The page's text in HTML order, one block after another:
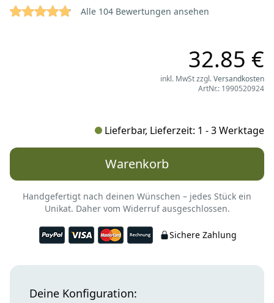
Deine Konfiguration:
Reviews
4.875 von 5 SternenAlle 104 Bewertungen ansehen
32.85 €
inkl. MwSt zzgl.Versandkosten
ArtNr.: 1990520924
Lieferbar, Lieferzeit: 1 - 3 Werktage
Warenkorb
Handgefertigt nach deinen Wünschen – jedes Stück ein
Unikat. Daher vom Widerruf ausgeschlossen.
Sichere Zahlung